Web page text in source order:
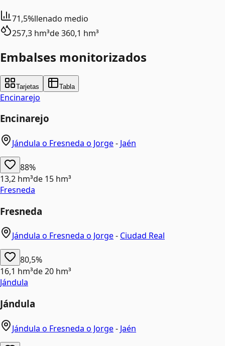
71,5%llenado medio
257,3 hm³de360,1 hm³
Embalses monitorizados
Tarjetas Tabla
Encinarejo
Encinarejo
Jándula o Fresneda o Jorge- Jaén
88%
13,2 hm³de 15 hm³
Fresneda
Fresneda
Jándula o Fresneda o Jorge- Ciudad Real
80,5%
16,1 hm³de20 hm³
Jándula
Jándula
Jándula o Fresneda o Jorge- Jaén